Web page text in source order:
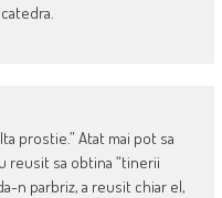
prostie.” Atat mai pot sa
reusit sa obtina “tinerii
n parbriz, a reusit chiar el,